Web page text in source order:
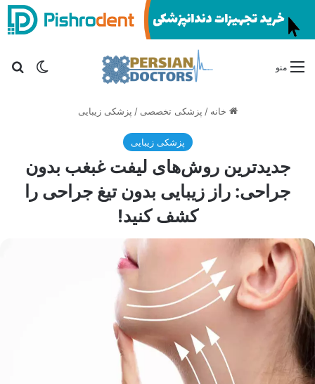
تغییر منو
خانه / پزشکی تخصصی / پزشکی زیبایی
پزشکی زیبایی
جدیدترین روش‌های لیفت غبغب بدون
جراحی: راز زیبایی بدون تیغ جراحی را
کشف کنید!